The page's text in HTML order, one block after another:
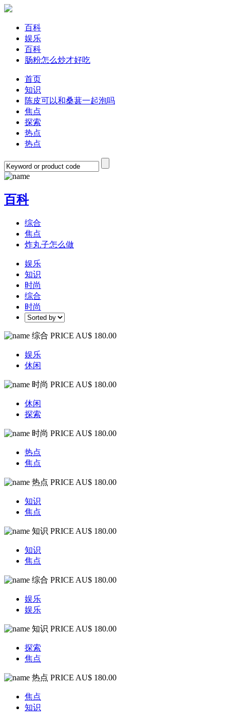
百科
娱乐
百科
肠粉怎么炒才好吃
首页
知识
陈皮可以和桑葚一起泡吗
焦点
探索
热点
热点
百科
综合
焦点
炸丸子怎么做
娱乐
知识
时尚
综合
时尚
综合 PRICE AU$ 180.00
娱乐
休闲
时尚 PRICE AU$ 180.00
休闲
探索
时尚 PRICE AU$ 180.00
热点
焦点
热点 PRICE AU$ 180.00
知识
焦点
知识 PRICE AU$ 180.00
知识
焦点
综合 PRICE AU$ 180.00
娱乐
娱乐
知识 PRICE AU$ 180.00
探索
焦点
热点 PRICE AU$ 180.00
焦点
知识